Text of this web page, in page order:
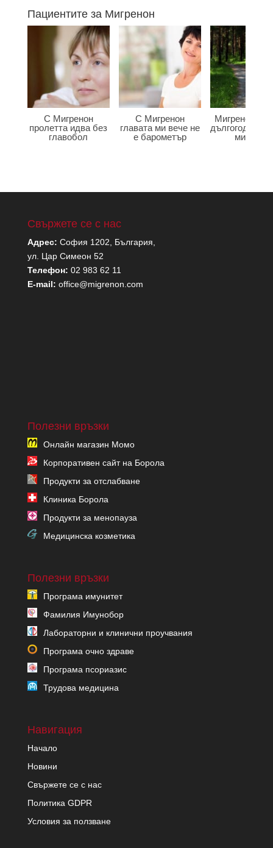
Пациентите за Мигренон
С Мигренон
пролетта идва без
главобол
С Мигренон
главата ми вече не
е барометър
Мигренон
мигрена
Свържете се с нас
Адрес: София 1202, България,
ул. Цар Симеон 52
Телефон: 02 983 62 11
E-mail: office@migrenon.com
Полезни връзки
Онлайн магазин Момо
Корпоративен сайт на Борола
Продукти за отслабване
Клиника Борола
Продукти за менопауза
Медицинска козметика
Полезни връзки
Програма имунитет
Фамилия Имунобор
Лабораторни и клинични проучвания
Програма очно здраве
Програма псориазис
Трудова медицина
Навигация
Начало
Новини
Свържете се с нас
Политика GDPR
Условия за ползване